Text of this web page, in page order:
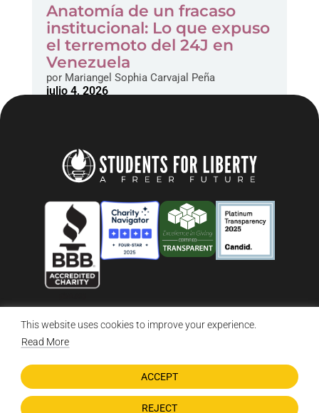
This website uses cookies to improve your experience.
Read More
REJECT
ACCEPT
Anatomía de un fracaso
institucional: Lo que expuso
el terremoto del 24J en
Venezuela
porMariangel Sophia Carvajal Peña
julio 4, 2026
© 2026 Students For Liberty, All Rights Reserved
DONATE NOW